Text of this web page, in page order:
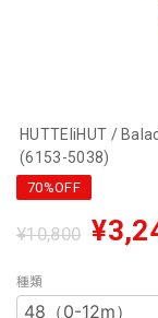
HUTTEliHUT /
(6153-5038)
70%OFF
¥10,800
種類